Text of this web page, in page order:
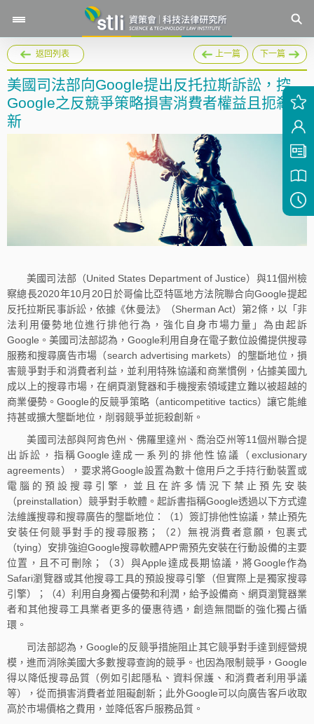
返回列表 上一篇 下一篇
美國司法部向Google提出反托拉斯訴訟，控
Google之反競爭策略損害消費者權益且扼殺創
新
美國司法部（United States Department of Justice）與11個州檢
察總長2020年10月20日於哥倫比亞特區地方法院聯合向Google提起
反托拉斯民事訴訟，依據《休曼法》（Sherman Act）第2條，以「非
法利用優勢地位進行排他行為，強化自身市場力量」為由起訴
Google。美國司法部認為，Google利用自身在電子數位設備提供搜尋
服務和搜尋廣告市場（search advertising markets）的壟斷地位，損
害競爭對手和消費者利益，並利用特殊協議和商業慣例，佔據美國九
成以上的搜尋市場，在網頁瀏覽器和手機搜索領域建立難以被超越的
商業優勢。Google的反競爭策略（anticompetitive tactics）讓它能維
持甚或擴大壟斷地位，削弱競爭並扼殺創新。
美國司法部與阿肯色州、佛羅里達州、喬治亞州等11個州聯合提
出訴訟，指稱Google達成一系列的排他性協議（exclusionary
agreements），要求將Google設置為數十億用戶之手持行動裝置或
電腦的預設搜尋引擎，並且在許多情況下禁止預先安裝
（preinstallation）競爭對手軟體。起訴書指稱Google透過以下方式違
法維護搜尋和搜尋廣告的壟斷地位：（1）簽訂排他性協議，禁止預先
安裝任何競爭對手的搜尋服務；（2）無視消費者意願，包裹式
（tying）安排強迫Google搜尋軟體APP需預先安裝在行動設備的主要
位置，且不可刪除；（3）與Apple達成長期協議，將Google作為
Safari瀏覽器或其他搜尋工具的預設搜尋引擎（但實際上是獨家搜尋
引擎）；（4）利用自身獨占優勢和利潤，給予設備商、網頁瀏覽器業
者和其他搜尋工具業者更多的優惠待遇，創造無間斷的強化獨占循
環。
司法部認為，Google的反競爭措施阻止其它競爭對手達到經營規
模，進而消除美國大多數搜尋查詢的競爭。也因為限制競爭，Google
得以降低搜尋品質（例如引起隱私、資料保護、和消費者利用爭議
等），從而損害消費者並阻礙創新；此外Google可以向廣告客戶收取
高於市場價格之費用，並降低客戶服務品質。